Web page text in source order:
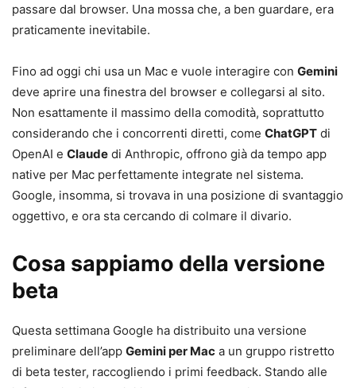
passare dal browser. Una mossa che, a ben guardare, era
praticamente inevitabile.
Fino ad oggi chi usa un Mac e vuole interagire con Gemini
deve aprire una finestra del browser e collegarsi al sito.
Non esattamente il massimo della comodità, soprattutto
considerando che i concorrenti diretti, come ChatGPT di
OpenAI e Claude di Anthropic, offrono già da tempo app
native per Mac perfettamente integrate nel sistema.
Google, insomma, si trovava in una posizione di svantaggio
oggettivo, e ora sta cercando di colmare il divario.
Cosa sappiamo della versione
beta
Questa settimana Google ha distribuito una versione
preliminare dell’app Gemini per Mac a un gruppo ristretto
di beta tester, raccogliendo i primi feedback. Stando alle